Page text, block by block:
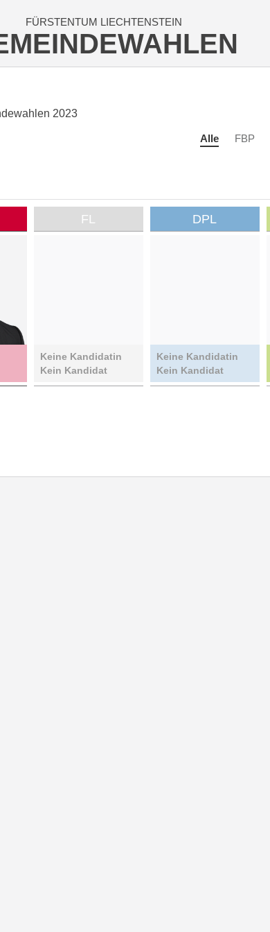
FÜRSTENTUM LIECHTENSTEIN
2023
Alle FBP
FL
Keine Kandidatin
Kein Kandidat
DPL
Keine Kandidatin
Kein Kandidat